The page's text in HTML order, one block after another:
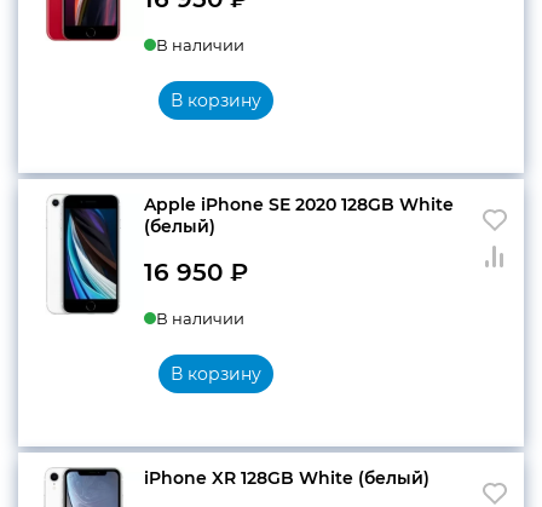
В наличии
В корзину
Apple iPhone SE 2020 128GB White
(белый)
16 950 ₽
В наличии
В корзину
iPhone XR 128GB White (белый)
+7 812 318-40-14